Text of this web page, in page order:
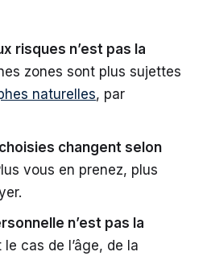
risques n’est pas la
zones sont plus sujettes
naturelles, par
changent selon
vous en prenez, plus
n’est pas la
le cas de l’âge, de la